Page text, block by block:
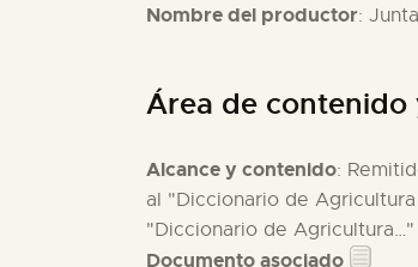
Nombre del productor:
Área de contenido
Alcance y contenido:
al "Diccionario de
"Diccionario de Agricultura…"
Documento asociado